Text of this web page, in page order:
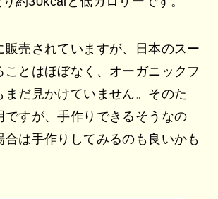
販売されていますが、日本のスー
ことはほぼなく、オーガニックフ
まだ見かけていません。そのた
ですが、手作りできるそうなの
合は手作りしてみるのも良いかも